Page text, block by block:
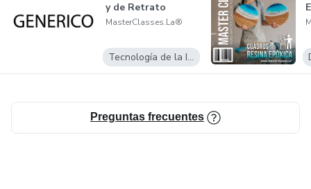
y de Retrato
MasterClasses.La®
Tecnología de la Información
Preguntas frecuentes